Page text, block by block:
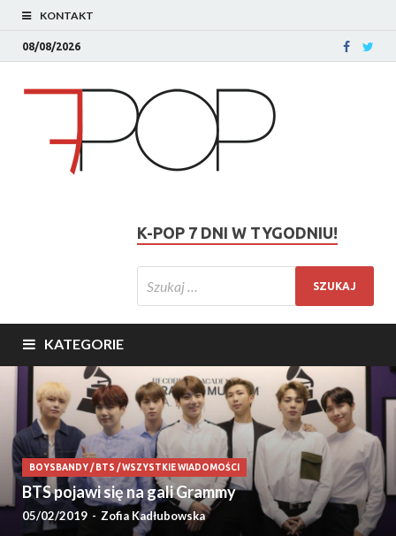
KONTAKT
08/08/2026
K-POP 7 DNI W TYGODNIU!
KATEGORIE
BOYSBANDY/BTS /WSZYSTKIE WIADOMOŚCI
BTS pojawi się na gali Grammy
05/02/2019 - Zofia Kadłubowska